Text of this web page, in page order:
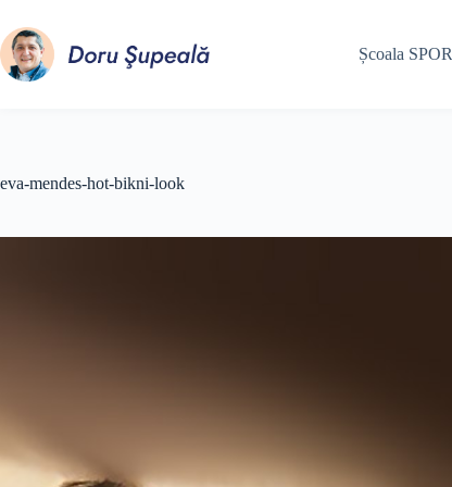
conținut
Școala SPOR
eva-mendes-hot-bikni-look